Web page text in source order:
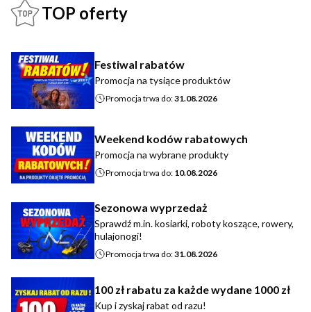
TOP oferty
Festiwal rabatów
Promocja na tysiące produktów
Promocja trwa do:31.08.2026
Weekend kodów rabatowych
Promocja na wybrane produkty
Promocja trwa do: 10.08.2026
Sezonowa wyprzedaż
Sprawdź m.in. kosiarki, roboty koszące, rowery,
hulajonogi!
Promocja trwa do:31.08.2026
100 zł rabatu za każde wydane 1000 zł
Kup i zyskaj rabat od razu!